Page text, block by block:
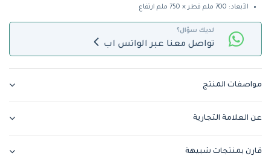
الأبعاد: 700 ملم قطر × 750 ملم ارتفاع
لديك سؤال؟
تواصل معنا عبر الواتس اب
مواصفات المنتج
عن العلامة التجارية
قارن بمنتجات شبيهة